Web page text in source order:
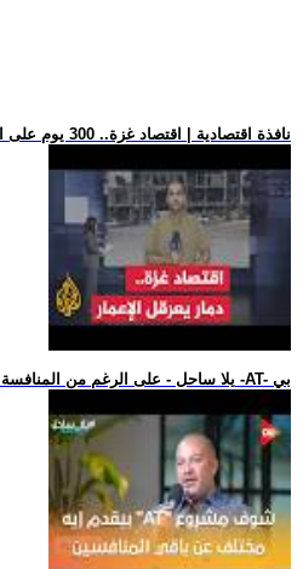
.. نافذة اقتصادية | اقتصاد غزة.. 300 يوم على اتفاق وقف إطلاق ال
.. يلا ساحل - على الرغم من المنافسة في الساحل شوف مشروع -AT- بي